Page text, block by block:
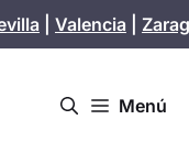
Valencia
Menú